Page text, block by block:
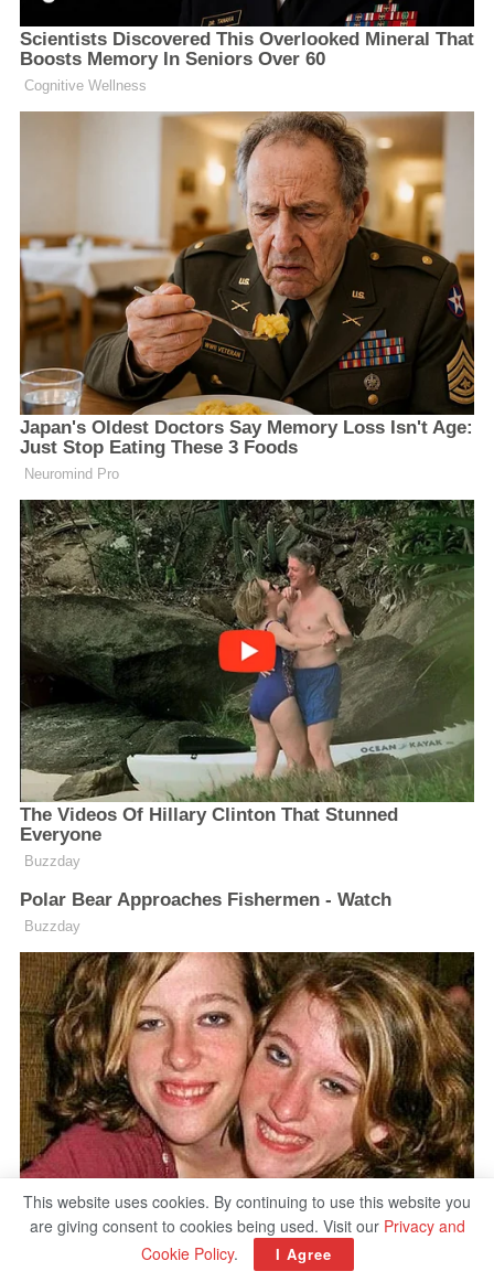
This website uses cookies. By continuing to use this website you
are giving consent to cookies being used. Visit our Privacy and
Cookie Policy. I Agree